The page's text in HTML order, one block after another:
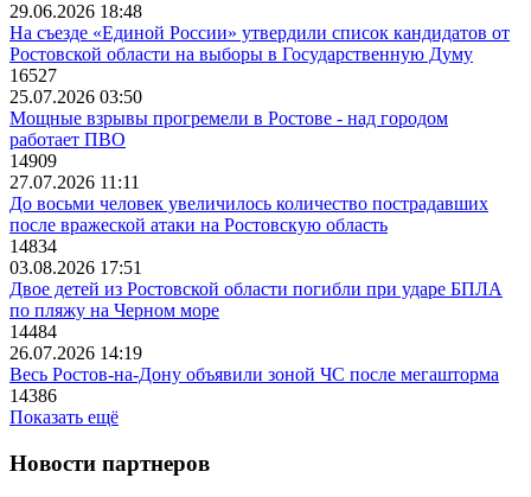
29.06.2026 18:48
На съезде «Единой России» утвердили список кандидатов от
Ростовской области на выборы в Государственную Думу
16527
25.07.2026 03:50
Мощные взрывы прогремели в Ростове - над городом
работает ПВО
14909
27.07.2026 11:11
До восьми человек увеличилось количество пострадавших
после вражеской атаки на Ростовскую область
14834
03.08.2026 17:51
Двое детей из Ростовской области погибли при ударе БПЛА
по пляжу на Черном море
14484
26.07.2026 14:19
Весь Ростов-на-Дону объявили зоной ЧС после мегашторма
14386
Показать ещё
Новости партнеров